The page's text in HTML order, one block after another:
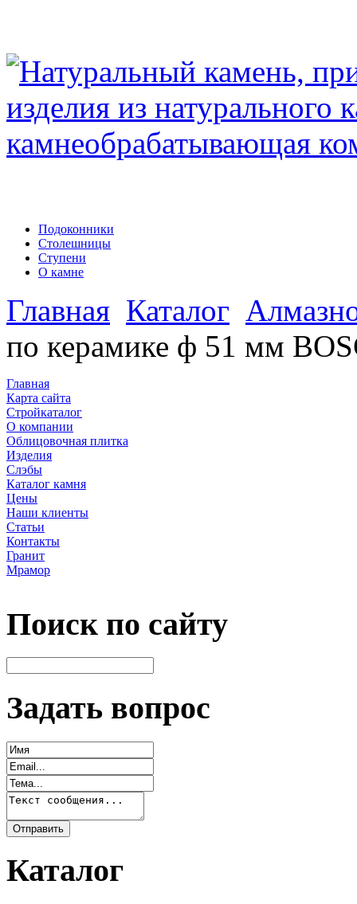
Подоконники
Столешницы
Ступени
О камне
Главная Каталог
по керамике ф 51 мм
Главная
Карта сайта
Стройкаталог
О компании
Облицовочная плитка
Изделия
Слэбы
Каталог камня
Цены
Наши клиенты
Статьи
Контакты
Гранит
Мрамор
Поиск по сайту
Задать вопрос
Каталог